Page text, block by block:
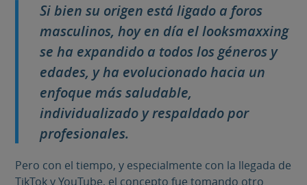
Si bien su origen está ligado a foros
masculinos, hoy en día ellooksmaxxing
se ha expandido a todos los géneros y
edades, y ha evolucionado hacia un
enfoque más saludable,
individualizado y respaldado por
profesionales.
Pero con el tiempo, y especialmente con la llegada de
TikTok y YouTube, el concepto fue tomando otro